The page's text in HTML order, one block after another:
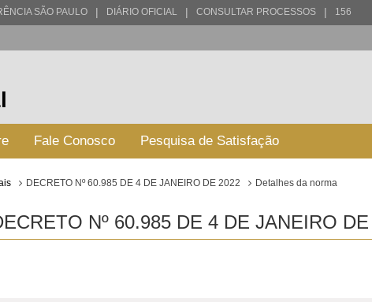
SÃO PAULO | DIÁRIO OFICIAL | CONSULTAR PROCESSOS | 156
Fale Conosco Pesquisa de Satisfação
DECRETO Nº 60.985 DE 4 DE JANEIRO DE 2022 Detalhes da norma
Nº 60.985 DE 4 DE JANEIRO